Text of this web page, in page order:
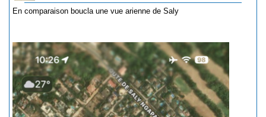
En comparaison boucla une vue arienne de Saly